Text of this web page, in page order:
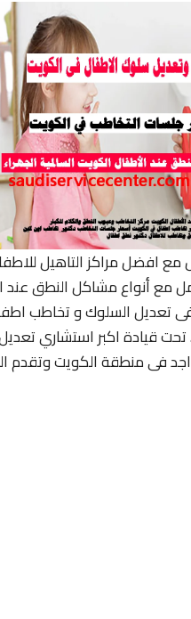
مع افضل مراكز التاهيل
مع أنواع مشاكل النطق
تعديل السلوك و تخاطب
تحت قيادة اكبر استشاري
فى منطقة الكويت وتقدم